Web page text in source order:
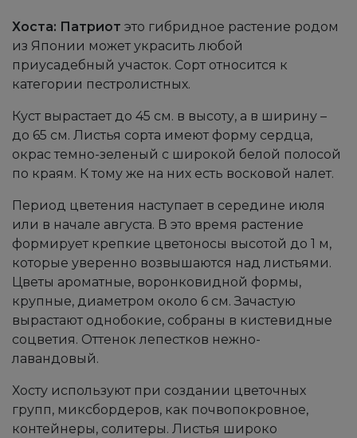
Хоста: Патриот это гибридное растение родом
из Японии может украсить любой
приусадебный участок. Сорт относится к
категории пестролистных.
Куст вырастает до 45 см. в высоту, а в ширину –
до 65 см. Листья сорта имеют форму сердца,
окрас темно-зеленый с широкой белой полосой
по краям. К тому же на них есть восковой налет.
Период цветения наступает в середине июля
или в начале августа. В это время растение
формирует крепкие цветоносы высотой до 1 м,
которые уверенно возвышаются над листьями.
Цветы ароматные, воронковидной формы,
крупные, диаметром около 6 см. Зачастую
вырастают однобокие, собраны в кистевидные
соцветия. Оттенок лепестков нежно-
лавандовый.
Хосту используют при создании цветочных
групп, миксбордеров, как почвопокровное,
контейнеры, солитеры. Листья широко